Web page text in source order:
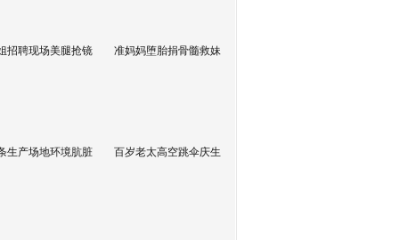
招聘现场美腿抢镜 准妈妈堕胎捐骨髓救妹
生产场地环境肮脏 百岁老太高空跳伞庆生